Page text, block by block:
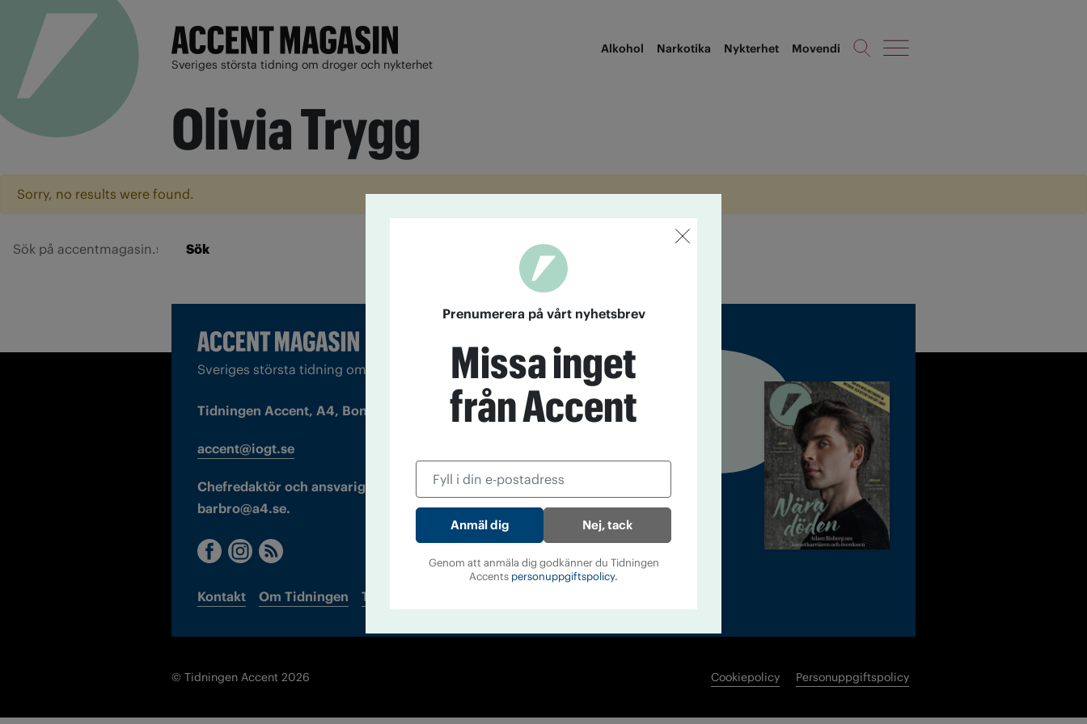
Sveriges största tidning om droger och nykterhet
Alkohol Narkotika Nykterhet Movendi
Olivia Trygg
Sorry, no results were found.
Sök
Sveriges största tidning om droger och nykterhet
Tidningen Accent, A4, Bondegatan 21, 116 33 Stockholm
accent@iogt.se
Chefredaktör och ansvarig utgivare: Barbro Janson Lundkvist,
barbro@a4.se.
Kontakt Om Tidningen Tidningsarkiv
© Tidningen Accent 2026 Cookiepolicy Personuppgiftspolicy
Prenumerera på vårt nyhetsbrev
Missa inget
från Accent
Nej, tack
Genom att anmäla dig godkänner du Tidningen
Accents personuppgiftspolicy.